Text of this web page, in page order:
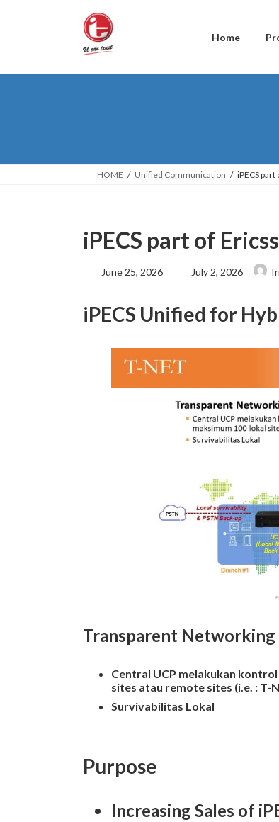
Home
HOME Unified Communication iPECS
iPECS part of
June 25, 2026
Last
updated
July 2, 2026
iPECS Unified for
Transparent Networking
Central UCP melakukan
sites atau remote sites (i.e. : T-
Survivabilitas Lokal
Purpose
Increasing Sales of